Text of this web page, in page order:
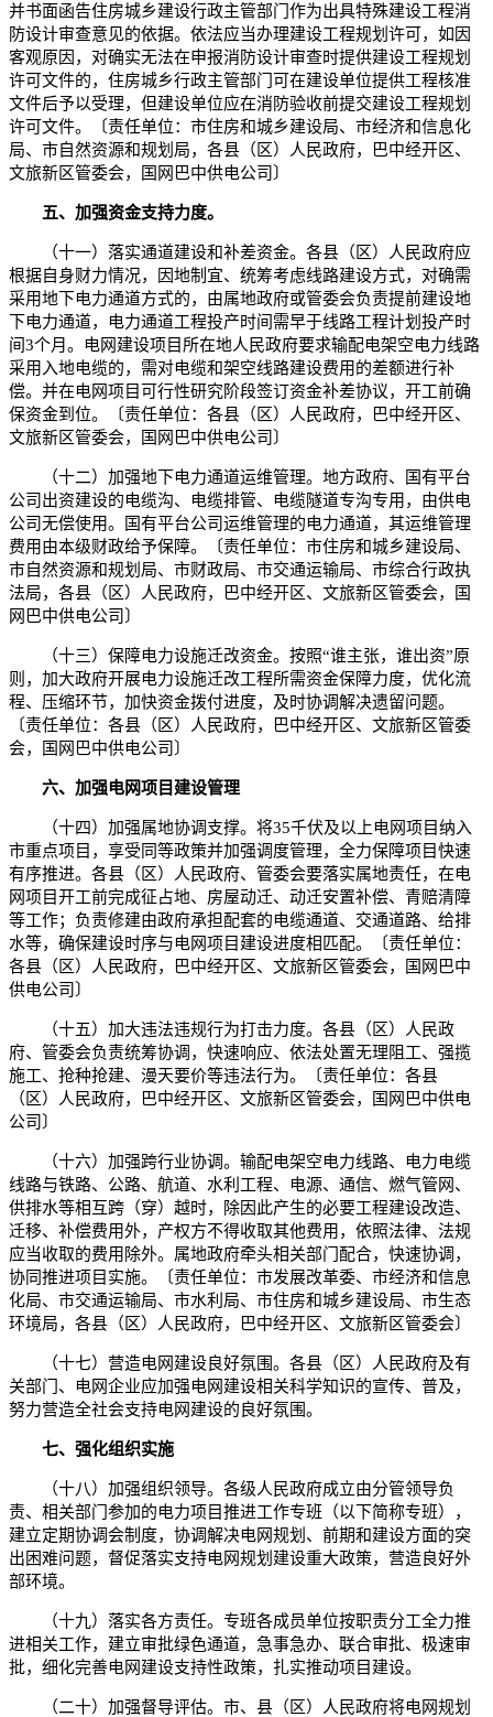
并书面函告住房城乡建设行政主管部门作为出具特殊建设工程消
防设计审查意见的依据。依法应当办理建设工程规划许可，如因
客观原因，对确实无法在申报消防设计审查时提供建设工程规划
许可文件的，住房城乡行政主管部门可在建设单位提供工程核准
文件后予以受理，但建设单位应在消防验收前提交建设工程规划
许可文件。〔责任单位：市住房和城乡建设局、市经济和信息化
局、市自然资源和规划局，各县（区）人民政府，巴中经开区、
文旅新区管委会，国网巴中供电公司〕
五、加强资金支持力度。
（十一）落实通道建设和补差资金。各县（区）人民政府应
根据自身财力情况，因地制宜、统筹考虑线路建设方式，对确需
采用地下电力通道方式的，由属地政府或管委会负责提前建设地
下电力通道，电力通道工程投产时间需早于线路工程计划投产时
间3个月。电网建设项目所在地人民政府要求输配电架空电力线路
采用入地电缆的，需对电缆和架空线路建设费用的差额进行补
偿。并在电网项目可行性研究阶段签订资金补差协议，开工前确
保资金到位。〔责任单位：各县（区）人民政府，巴中经开区、
文旅新区管委会，国网巴中供电公司〕
（十二）加强地下电力通道运维管理。地方政府、国有平台
公司出资建设的电缆沟、电缆排管、电缆隧道专沟专用，由供电
公司无偿使用。国有平台公司运维管理的电力通道，其运维管理
费用由本级财政给予保障。〔责任单位：市住房和城乡建设局、
市自然资源和规划局、市财政局、市交通运输局、市综合行政执
法局，各县（区）人民政府，巴中经开区、文旅新区管委会，国
网巴中供电公司〕
（十三）保障电力设施迁改资金。按照“谁主张，谁出资”原
则，加大政府开展电力设施迁改工程所需资金保障力度，优化流
程、压缩环节，加快资金拨付进度，及时协调解决遗留问题。
〔责任单位：各县（区）人民政府，巴中经开区、文旅新区管委
会，国网巴中供电公司〕
六、加强电网项目建设管理
（十四）加强属地协调支撑。将35千伏及以上电网项目纳入
市重点项目，享受同等政策并加强调度管理，全力保障项目快速
有序推进。各县（区）人民政府、管委会要落实属地责任，在电
网项目开工前完成征占地、房屋动迁、动迁安置补偿、青赔清障
等工作；负责修建由政府承担配套的电缆通道、交通道路、给排
水等，确保建设时序与电网项目建设进度相匹配。〔责任单位：
各县（区）人民政府，巴中经开区、文旅新区管委会，国网巴中
供电公司〕
（十五）加大违法违规行为打击力度。各县（区）人民政
府、管委会负责统筹协调，快速响应、依法处置无理阻工、强揽
施工、抢种抢建、漫天要价等违法行为。〔责任单位：各县
（区）人民政府，巴中经开区、文旅新区管委会，国网巴中供电
公司〕
（十六）加强跨行业协调。输配电架空电力线路、电力电缆
线路与铁路、公路、航道、水利工程、电源、通信、燃气管网、
供排水等相互跨（穿）越时，除因此产生的必要工程建设改造、
迁移、补偿费用外，产权方不得收取其他费用，依照法律、法规
应当收取的费用除外。属地政府牵头相关部门配合，快速协调，
协同推进项目实施。〔责任单位：市发展改革委、市经济和信息
化局、市交通运输局、市水利局、市住房和城乡建设局、市生态
环境局，各县（区）人民政府，巴中经开区、文旅新区管委会〕
（十七）营造电网建设良好氛围。各县（区）人民政府及有
关部门、电网企业应加强电网建设相关科学知识的宣传、普及，
努力营造全社会支持电网建设的良好氛围。
七、强化组织实施
（十八）加强组织领导。各级人民政府成立由分管领导负
责、相关部门参加的电力项目推进工作专班（以下简称专班），
建立定期协调会制度，协调解决电网规划、前期和建设方面的突
出困难问题，督促落实支持电网规划建设重大政策，营造良好外
部环境。
（十九）落实各方责任。专班各成员单位按职责分工全力推
进相关工作，建立审批绿色通道，急事急办、联合审批、极速审
批，细化完善电网建设支持性政策，扎实推动项目建设。
（二十）加强督导评估。市、县（区）人民政府将电网规划